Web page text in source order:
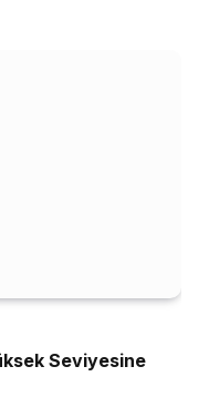
Seviyesine